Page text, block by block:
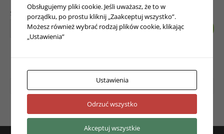
Szukaj
Filtr Produktów
Obsługujemy pliki cookie. Jeśli uważasz, że to w
porządku, po prostu kliknij „Zaakceptuj wszystko”.
Możesz również wybrać rodzaj plików cookie, klikając
„Ustawienia”
Ustawienia
Odrzuć wszystko
Akceptuj wszystkie